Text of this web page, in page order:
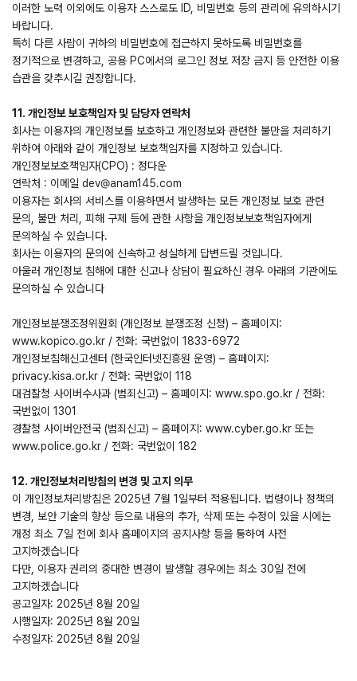
이러한 노력 이외에도 이용자 스스로도 ID, 비밀번호 등의 관리에 유의하시기
바랍니다.
특히 다른 사람이 귀하의 비밀번호에 접근하지 못하도록 비밀번호를
정기적으로 변경하고, 공용 PC에서의 로그인 정보 저장 금지 등 안전한 이용
습관을 갖추시길 권장합니다.
11. 개인정보 보호책임자 및 담당자 연락처
회사는 이용자의 개인정보를 보호하고 개인정보와 관련한 불만을 처리하기
위하여 아래와 같이 개인정보 보호책임자를 지정하고 있습니다.
개인정보보호책임자(CPO) : 정다운
연락처 : 이메일 dev@anam145.com
이용자는 회사의 서비스를 이용하면서 발생하는 모든 개인정보 보호 관련
문의, 불만 처리, 피해 구제 등에 관한 사항을 개인정보보호책임자에게
문의하실 수 있습니다.
회사는 이용자의 문의에 신속하고 성실하게 답변드릴 것입니다.
아울러 개인정보 침해에 대한 신고나 상담이 필요하신 경우 아래의 기관에도
문의하실 수 있습니다
개인정보분쟁조정위원회 (개인정보 분쟁조정 신청) – 홈페이지:
www.kopico.go.kr / 전화: 국번없이 1833-6972
개인정보침해신고센터 (한국인터넷진흥원 운영) – 홈페이지:
privacy.kisa.or.kr / 전화: 국번없이 118
대검찰청 사이버수사과 (범죄신고) – 홈페이지: www.spo.go.kr / 전화:
국번없이 1301
경찰청 사이버안전국 (범죄신고) – 홈페이지: www.cyber.go.kr 또는
www.police.go.kr / 전화: 국번없이 182
12. 개인정보처리방침의 변경 및 고지 의무
이 개인정보처리방침은 2025년 7월 1일부터 적용됩니다. 법령이나 정책의
변경, 보안 기술의 향상 등으로 내용의 추가, 삭제 또는 수정이 있을 시에는
개정 최소 7일 전에 회사 홈페이지의 공지사항 등을 통하여 사전
고지하겠습니다
다만, 이용자 권리의 중대한 변경이 발생할 경우에는 최소 30일 전에
고지하겠습니다
공고일자: 2025년 8월 20일
시행일자: 2025년 8월 20일
수정일자: 2025년 8월 20일